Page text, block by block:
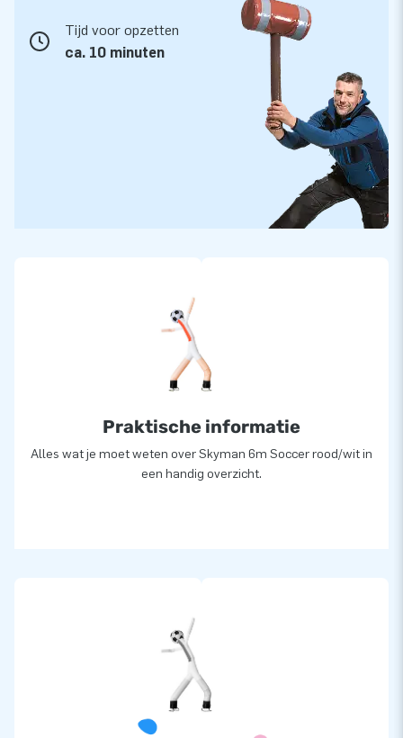
Tijd voor opzetten
ca. 10 minuten
Praktische informatie
Alles wat je moet weten over Skyman 6m Soccer rood/wit in
een handig overzicht.